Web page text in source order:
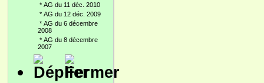
* AG du 11 déc. 2010
* AG du 12 déc. 2009
* AG du 6 décembre
2008
* AG du 8 décembre
2007